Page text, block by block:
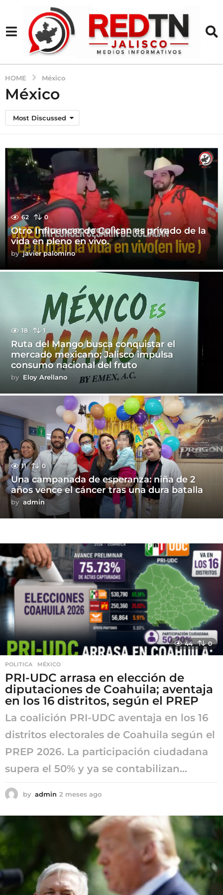
HOME México
México
Most Discussed
62 0
Otro Influencer de Culican es privado de la
vida en pleno en vivo.
by javier palomino
18 1
Ruta del Mango busca conquistar el
mercado mexicano; Jalisco impulsa
consumo nacional del fruto
by Eloy Arellano
11 0
Una campanada de esperanza: niña de 2
años vence el cáncer tras una dura batalla
by admin
44 0
POLITICA ,MÉXICO
PRI-UDC arrasa en elección de
diputaciones de Coahuila; aventaja
en los 16 distritos, según el PREP
La coalición PRI-UDC aventaja en los 16
distritos electorales de Coahuila según el
PREP 2026. La participación ciudadana
supera el 50% y ya se contabilizan...
by admin 2 meses ago
s
e
g
o